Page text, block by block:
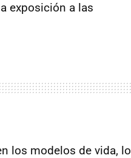
exposición a las
los modelos de vida, lo